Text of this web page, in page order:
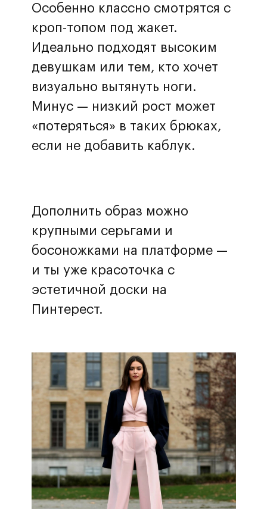
Особенно классно смотрятся с
кроп-топом под жакет.
Идеально подходят высоким
девушкам или тем, кто хочет
визуально вытянуть ноги.
Минус — низкий рост может
«потеряться» в таких брюках,
если не добавить каблук.
Дополнить образ можно
крупными серьгами и
босоножками на платформе —
и ты уже красоточка с
эстетичной доски на
Пинтерест.